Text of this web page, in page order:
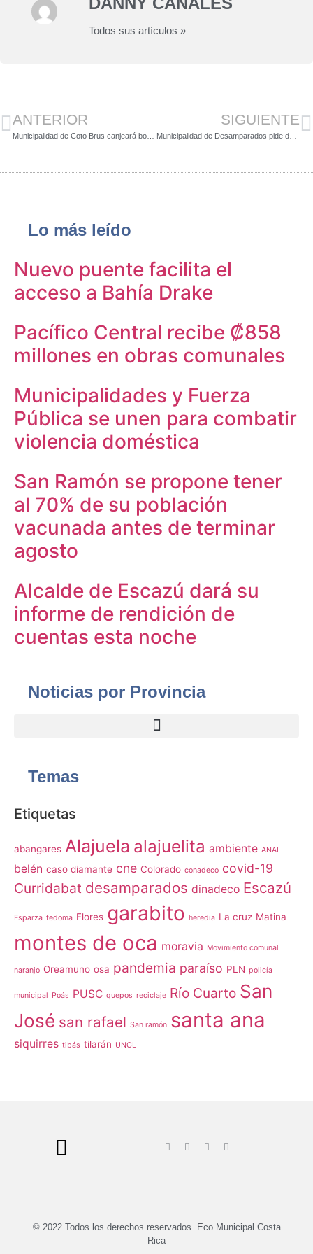
Todos sus artículos »
ANTERIOR SIGUIENTE
Municipalidad de Desamparados pide declarar zona de emergencia por gran deslizamiento
Lo más leído
Nuevo puente facilita el
acceso a Bahía Drake
Pacífico Central recibe ₡858
millones en obras comunales
Municipalidades y Fuerza
Pública se unen para combatir
violencia doméstica
San Ramón se propone tener
al 70% de su población
vacunada antes de terminar
agosto
Alcalde de Escazú dará su
informe de rendición de
cuentas esta noche
Noticias por Provincia
Temas
Etiquetas
abangares Alajuela alajuelita ambiente ANAI
belén caso diamante cne Colorado conadeco covid-19
Curridabat desamparados dinadeco Escazú
Esparza fedoma Flores garabito heredia La cruz Matina
montes de oca moravia Movimiento comunal
naranjo Oreamuno osa pandemia paraíso PLN policía
municipal Poás PUSC quepos reciclaje Río Cuarto San
José san rafael San ramón santa ana
siquirres tibás tilarán UNGL
© 2022 Todos los derechos reservados. Eco Municipal Costa
Rica